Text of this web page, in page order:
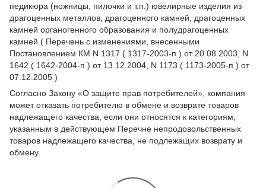
педикюра (ножницы, пилочки и т.п.) ювелирные изделия из
драгоценных металлов, драгоценного камней, драгоценных
камней органогенного образования и полудрагоценных
камней ( Перечень с изменениями, внесенными
Постановлением КМ N 1317 ( 1317-2003-п ) от 20.08.2003, N
1642 ( 1642-2004-п ) от 13.12.2004, N 1173 ( 1173-2005-п ) от
07.12.2005 )
Согласно Закону «О защите прав потребителей» , компания
может отказать потребителю в обмене и возврате товаров
надлежащего качества, если они относятся к категориям,
указанным в действующем Перечне непродовольственных
товаров надлежащего качества, не подлежащих возврату и
обмену.